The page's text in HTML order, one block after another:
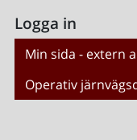
Logga in
Min sida - extern
Operativ